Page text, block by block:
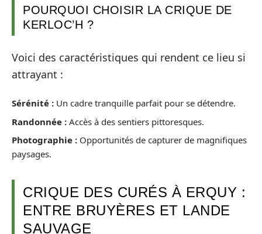
POURQUOI CHOISIR LA CRIQUE DE
KERLOC’H ?
Voici des caractéristiques qui rendent ce lieu si
attrayant :
Sérénité : Un cadre tranquille parfait pour se détendre.
Randonnée : Accès à des sentiers pittoresques.
Photographie : Opportunités de capturer de magnifiques
paysages.
CRIQUE DES CURÉS À ERQUY :
ENTRE BRUYÈRES ET LANDE
SAUVAGE